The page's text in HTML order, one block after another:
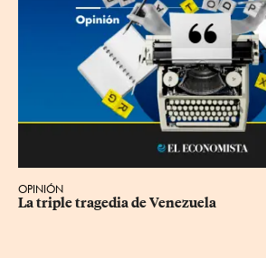
OPINIÓN
La triple tragedia de Venezuela